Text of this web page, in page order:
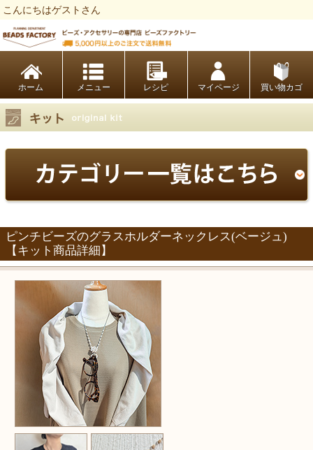
こんにちはゲストさん
ホーム レシピ マイページ 買い物カゴ
ピンチビーズのグラスホルダーネックレス(ベージュ)
【キット商品詳細】